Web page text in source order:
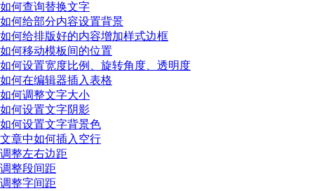
如何查询替换文字
如何给部分内容设置背景
如何给排版好的内容增加样式边框
如何移动模板间的位置
如何设置宽度比例、旋转角度、透明度
如何在编辑器插入表格
如何调整文字大小
如何设置文字阴影
如何设置文字背景色
文章中如何插入空行
调整左右边距
调整段间距
调整字间距